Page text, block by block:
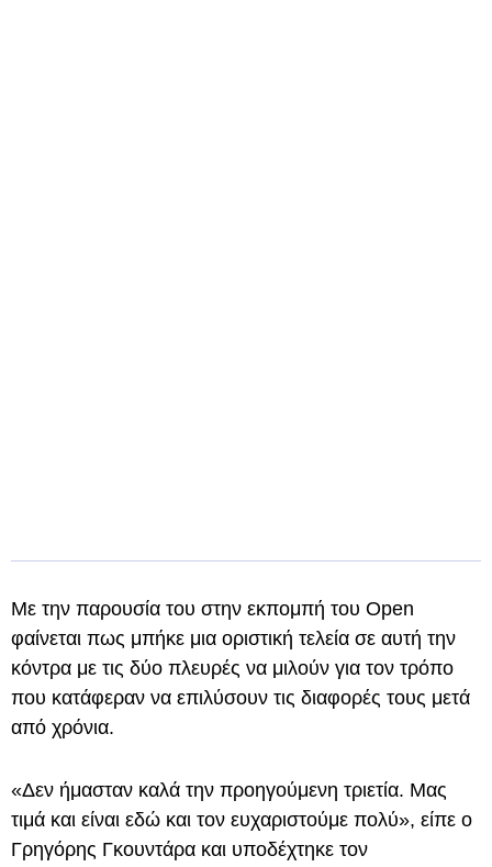
Με την παρουσία του στην εκπομπή του Open
φαίνεται πως μπήκε μια οριστική τελεία σε αυτή την
κόντρα με τις δύο πλευρές να μιλούν για τον τρόπο
που κατάφεραν να επιλύσουν τις διαφορές τους μετά
από χρόνια.
«Δεν ήμασταν καλά την προηγούμενη τριετία. Μας
τιμά και είναι εδώ και τον ευχαριστούμε πολύ», είπε ο
Γρηγόρης Γκουντάρα και υποδέχτηκε τον